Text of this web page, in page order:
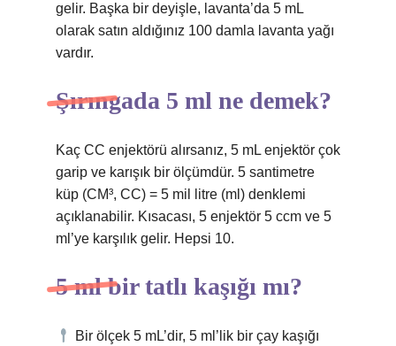
gelir. Başka bir deyişle, lavanta’da 5 mL
olarak satın aldığınız 100 damla lavanta yağı
vardır.
Şırıngada 5 ml ne demek?
Kaç CC enjektörü alırsanız, 5 mL enjektör çok
garip ve karışık bir ölçümdür. 5 santimetre
küp (CM³, CC) = 5 mil litre (ml) denklemi
açıklanabilir. Kısacası, 5 enjektör 5 ccm ve 5
ml’ye karşılık gelir. Hepsi 10.
5 ml bir tatlı kaşığı mı?
Bir ölçek 5 mL’dir, 5 ml’lik bir çay kaşığı